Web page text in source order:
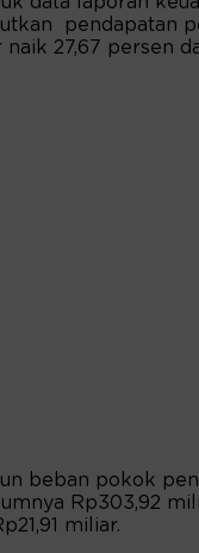
pendapatan
naik 27,67 persen
beban pokok
Rp303,92
miliar.